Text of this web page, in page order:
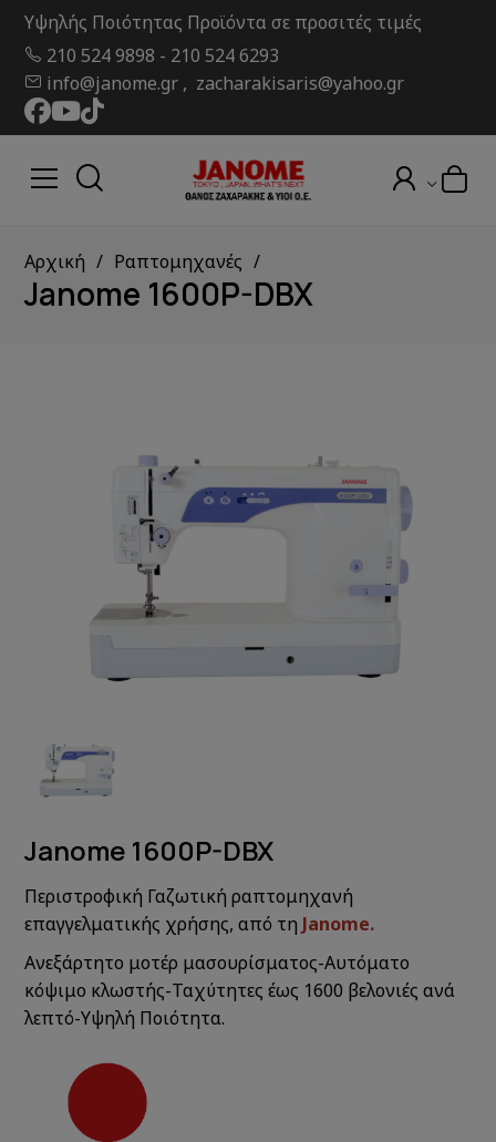
Υψηλής Ποιότητας Προϊόντα σε προσιτές τιμές
210 524 9898 - 210 524 6293
info@janome.gr , zacharakisaris@yahoo.gr
Αρχική Ραπτομηχανές
Janome 1600P-DBX
Janome 1600P-DBX
Περιστροφική Γαζωτική ραπτομηχανή
επαγγελματικής χρήσης, από τη Janome.
Ανεξάρτητο μοτέρ μασουρίσματος-Αυτόματο
κόψιμο κλωστής-Ταχύτητες έως 1600 βελονιές ανά
λεπτό-Υψηλή Ποιότητα.